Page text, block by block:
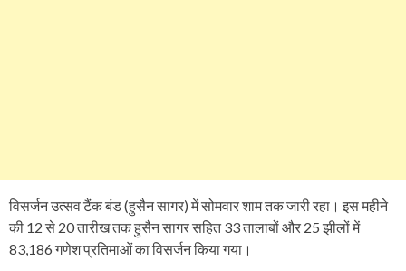
विसर्जन उत्सव टैंक बंड (हुसैन सागर) में सोमवार शाम तक जारी रहा। इस महीने
की 12 से 20 तारीख तक हुसैन सागर सहित 33 तालाबों और 25 झीलों में
83,186 गणेश प्रतिमाओं का विसर्जन किया गया।